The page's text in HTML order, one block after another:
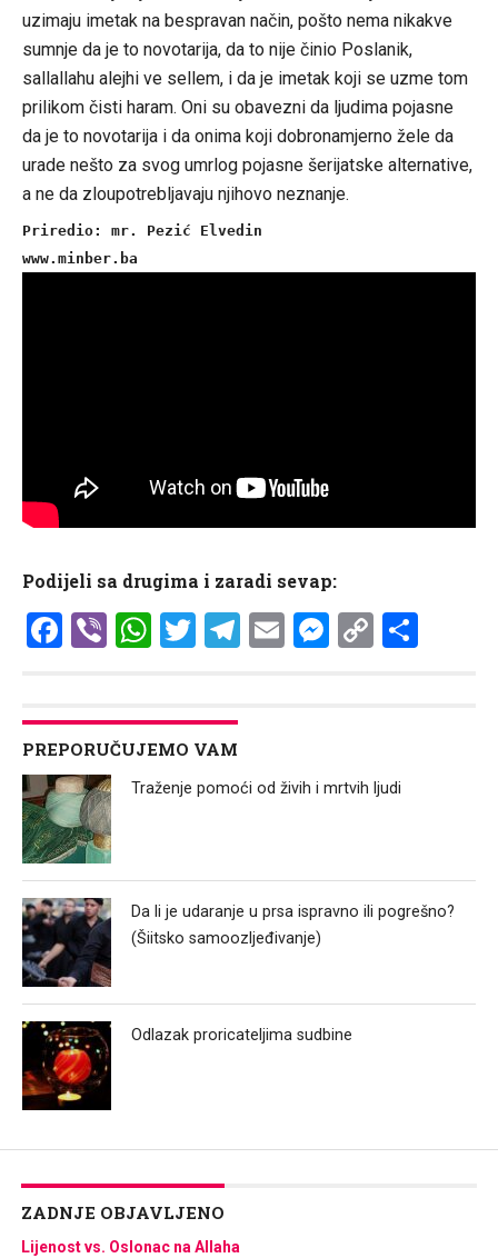
uzimaju imetak na bespravan način, pošto nema nikakve
sumnje da je to novotarija, da to nije činio Poslanik,
sallallahu alejhi ve sellem, i da je imetak koji se uzme tom
prilikom čisti haram. Oni su obavezni da ljudima pojasne
da je to novotarija i da onima koji dobronamjerno žele da
urade nešto za svog umrlog pojasne šerijatske alternative,
a ne da zloupotrebljavaju njihovo neznanje.
Priredio: mr. Pezić Elvedin
Podijeli sa drugima i zaradi sevap:
Facebook
ViberWhatsApp
Twitter
Telegram
Email Copy
PREPORUČUJEMO VAM
Traženje pomoći od živih i mrtvih ljudi
Da li je udaranje u prsa ispravno ili pogrešno?
(Šiitsko samoozljeđivanje)
Odlazak proricateljima sudbine
ZADNJE OBJAVLJENO
Lijenost vs. Oslonac na Allaha